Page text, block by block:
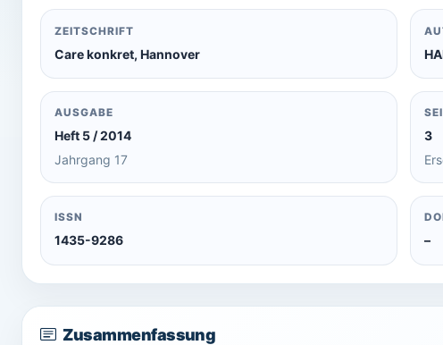
ZEITSCHRIFT
Care konkret, Hannover
AUSGABE
Heft 5 / 2014
Jahrgang 17
3
ISSN
1435-9286 –
Zusammenfassung